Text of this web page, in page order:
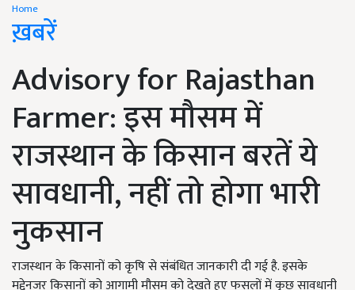
Home
ख़बरें
Advisory for Rajasthan
Farmer: इस मौसम में
राजस्थान के किसान बरतें ये
सावधानी, नहीं तो होगा भारी
नुकसान
राजस्थान के किसानों को कृषि से संबंधित जानकारी दी गई है. इसके
मद्देनजर किसानों को आगामी मौसम को देखते हुए फसलों में कुछ सावधानी